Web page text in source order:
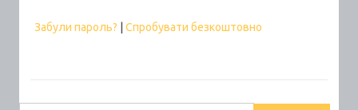
Забули пароль? Спробувати безкоштовно